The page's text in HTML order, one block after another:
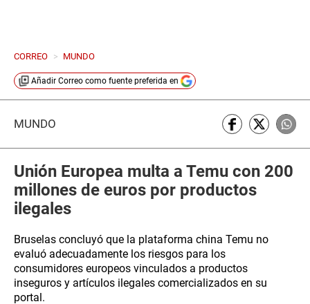
CORREO > MUNDO
Añadir Correo como fuente preferida en
MUNDO
Unión Europea multa a Temu con 200
millones de euros por productos
ilegales
Bruselas concluyó que la plataforma china Temu no
evaluó adecuadamente los riesgos para los
consumidores europeos vinculados a productos
inseguros y artículos ilegales comercializados en su
portal.